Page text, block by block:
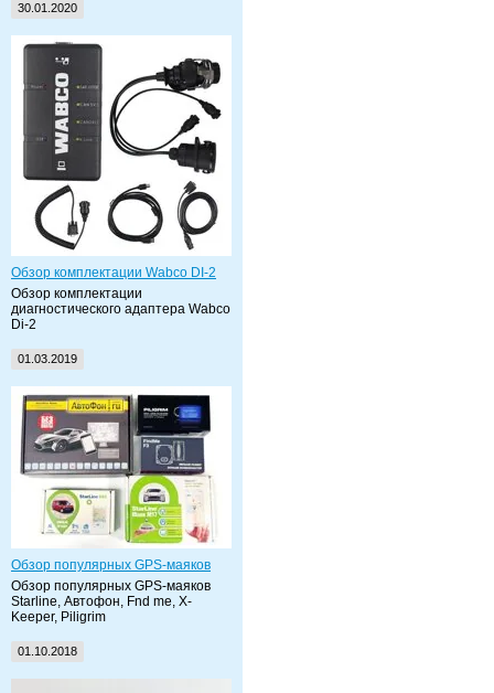
30.01.2020
Обзор комплектации Wabco DI-2
Обзор комплектации
диагностического адаптера Wabco
Di-2
01.03.2019
Обзор популярных GPS-маяков
Обзор популярных GPS-маяков
Starline, Автофон, Fnd me, X-
Keeper, Piligrim
01.10.2018